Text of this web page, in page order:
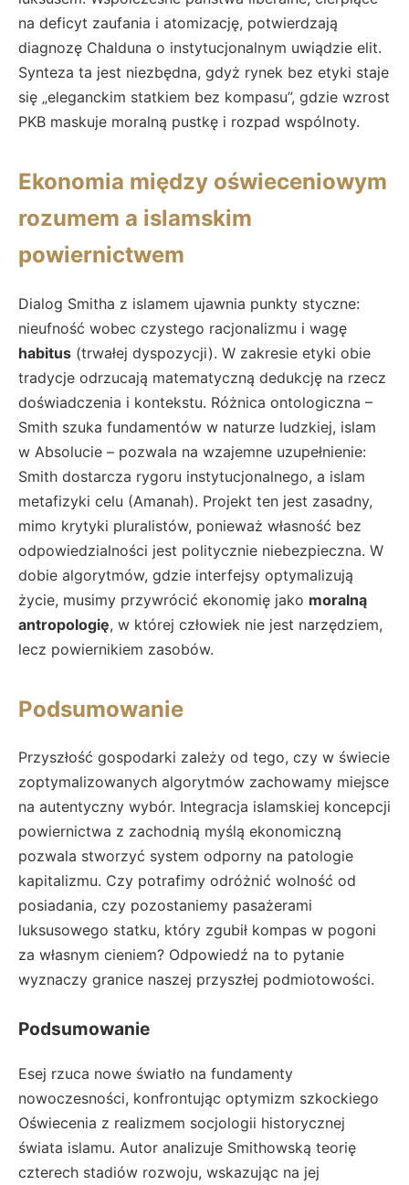
na deficyt zaufania i atomizację, potwierdzają
diagnozę Chalduna o instytucjonalnym uwiądzie elit.
Synteza ta jest niezbędna, gdyż rynek bez etyki staje
się „eleganckim statkiem bez kompasu”, gdzie wzrost
PKB maskuje moralną pustkę i rozpad wspólnoty.
Ekonomia między oświeceniowym
rozumem a islamskim
powiernictwem
Dialog Smitha z islamem ujawnia punkty styczne:
nieufność wobec czystego racjonalizmu i wagę
habitus (trwałej dyspozycji). W zakresie etyki obie
tradycje odrzucają matematyczną dedukcję na rzecz
doświadczenia i kontekstu. Różnica ontologiczna –
Smith szuka fundamentów w naturze ludzkiej, islam
w Absolucie – pozwala na wzajemne uzupełnienie:
Smith dostarcza rygoru instytucjonalnego, a islam
metafizyki celu (Amanah). Projekt ten jest zasadny,
mimo krytyki pluralistów, ponieważ własność bez
odpowiedzialności jest politycznie niebezpieczna. W
dobie algorytmów, gdzie interfejsy optymalizują
życie, musimy przywrócić ekonomię jako moralną
antropologię, w której człowiek nie jest narzędziem,
lecz powiernikiem zasobów.
Podsumowanie
Przyszłość gospodarki zależy od tego, czy w świecie
zoptymalizowanych algorytmów zachowamy miejsce
na autentyczny wybór. Integracja islamskiej koncepcji
powiernictwa z zachodnią myślą ekonomiczną
pozwala stworzyć system odporny na patologie
kapitalizmu. Czy potrafimy odróżnić wolność od
posiadania, czy pozostaniemy pasażerami
luksusowego statku, który zgubił kompas w pogoni
za własnym cieniem? Odpowiedź na to pytanie
wyznaczy granice naszej przyszłej podmiotowości.
Podsumowanie
Esej rzuca nowe światło na fundamenty
nowoczesności, konfrontując optymizm szkockiego
Oświecenia z realizmem socjologii historycznej
świata islamu. Autor analizuje Smithowską teorię
czterech stadiów rozwoju, wskazując na jej